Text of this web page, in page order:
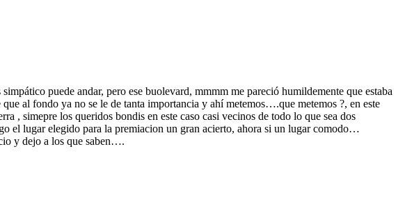
puede andar, pero ese buolevard, mmmm me pareció humildemente que estaba
al fondo ya no se le de tanta importancia y ahí metemos….que metemos ?, en este
, simepre los queridos bondis en este caso casi vecinos de todo lo que sea dos
el lugar elegido para la premiacion un gran acierto, ahora si un lugar comodo…
y dejo a los que saben….